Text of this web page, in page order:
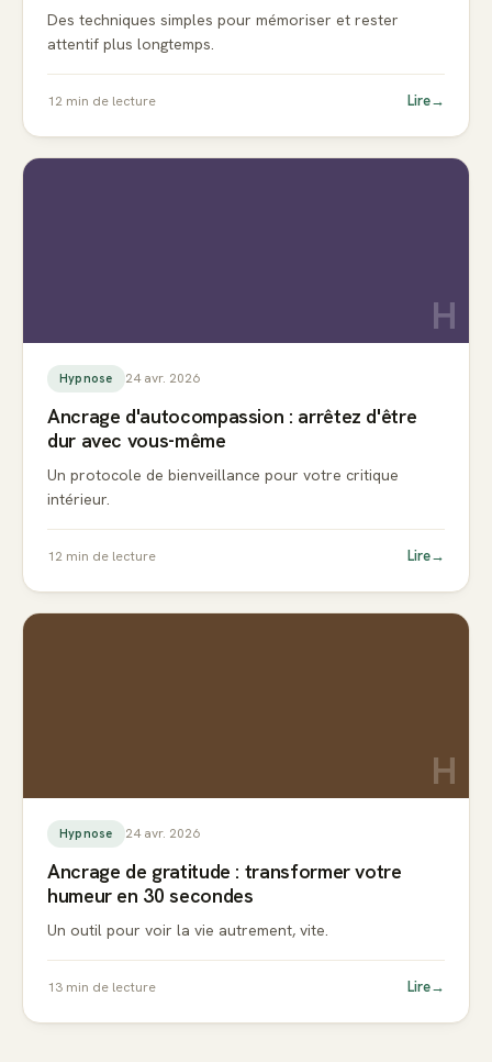
Des techniques simples pour mémoriser et rester
attentif plus longtemps.
12 min de lecture Lire→
H
Hypnose 24 avr. 2026
Ancrage d'autocompassion : arrêtez d'être
dur avec vous-même
Un protocole de bienveillance pour votre critique
intérieur.
12 min de lecture Lire→
H
Hypnose 24 avr. 2026
Ancrage de gratitude : transformer votre
humeur en 30 secondes
Un outil pour voir la vie autrement, vite.
13 min de lecture Lire→